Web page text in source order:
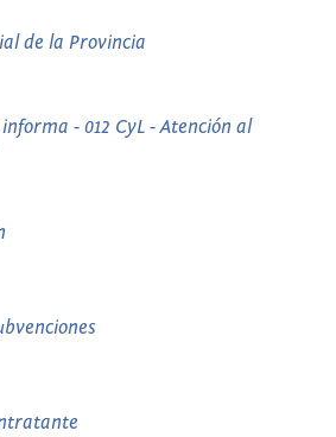
de la Provincia
- 012 CyL - Atención al